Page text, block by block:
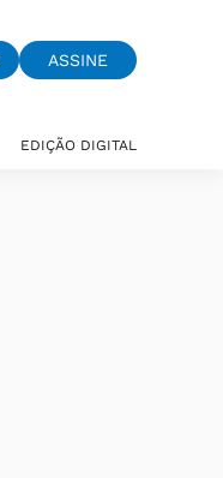
ASSINE
EDIÇÃO DIGITAL